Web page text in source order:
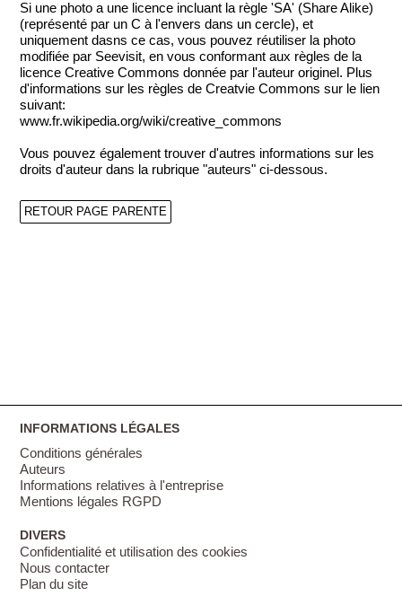
Si une photo a une licence incluant la règle 'SA' (Share Alike)
(représenté par un C à l'envers dans un cercle), et
uniquement dasns ce cas, vous pouvez réutiliser la photo
modifiée par Seevisit, en vous conformant aux règles de la
licence Creative Commons donnée par l'auteur originel. Plus
d'informations sur les règles de Creatvie Commons sur le lien
suivant:
www.fr.wikipedia.org/wiki/creative_commons
Vous pouvez également trouver d'autres informations sur les
droits d'auteur dans la rubrique "auteurs" ci-dessous.
RETOUR PAGE PARENTE
INFORMATIONS LÉGALES
Conditions générales
Auteurs
Informations relatives à l'entreprise
Mentions légales RGPD
DIVERS
Confidentialité et utilisation des cookies
Nous contacter
Plan du site